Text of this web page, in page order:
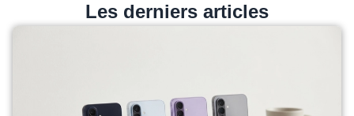
Les derniers articles